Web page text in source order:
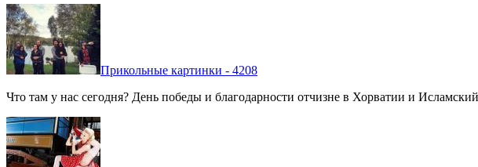
Прикольные картинки - 4208
Что там у нас сегодня? День победы и благодарности отчизне в Хорватии и